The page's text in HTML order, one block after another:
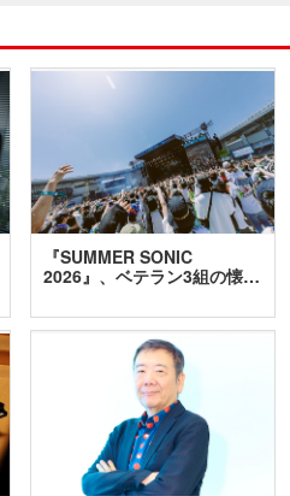
『SUMMER SONIC
2026』、ベテラン3組の懐…